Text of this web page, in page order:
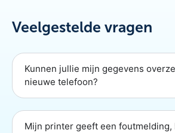
Veelgestelde vragen
Kunnen jullie mijn gegevens
nieuwe telefoon?
Mijn printer geeft een foutmelding,